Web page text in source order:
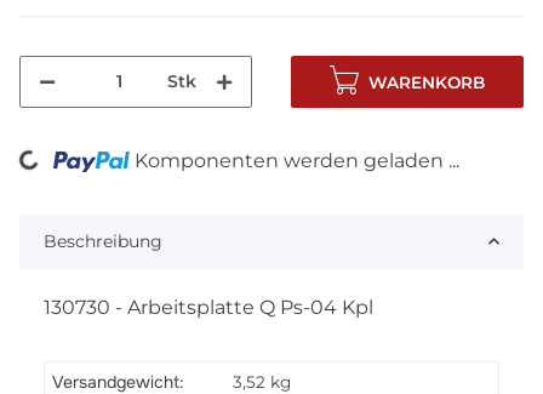
Stk WARENKORB
Loading... Komponenten werden geladen ...
Beschreibung
130730 - Arbeitsplatte Q Ps-04 Kpl
Versandgewicht: 3,52 kg